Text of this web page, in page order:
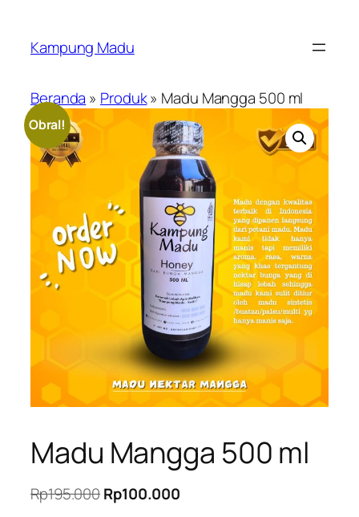
konten
Kampung Madu
Beranda » Produk» Madu Mangga 500 ml
Obral!
Madu Mangga 500 ml
Rp195.000Harga
Rp100.000